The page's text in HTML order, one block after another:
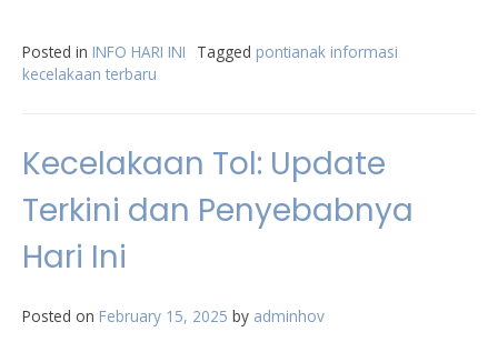
Posted in INFO HARI INI Tagged pontianak informasi
kecelakaan terbaru
Kecelakaan Tol: Update
Terkini dan Penyebabnya
Hari Ini
Posted on February 15, 2025 by adminhov